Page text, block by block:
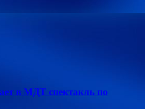
в МДТ спектакль по